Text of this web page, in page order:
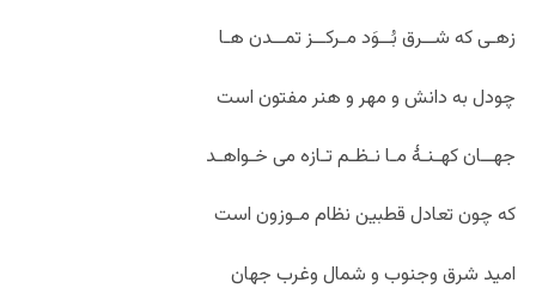
زهـی که شــرق بُــوَد مـرکــز تمــدن هـا
چودل به دانش و مهر و هنر مفتون است
جهــان کهـنـۀ مـا نـظـم تـازه می خـواهـد
که چون تعادل قطبین نظام مـوزون است
امید شرق وجنوب و شمال وغرب جهان